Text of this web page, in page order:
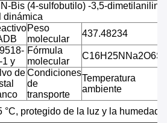
Bis (4-sulfobutilo) -3,5-dimetilanilina
dinámica
Peso
molecular
437.48234
1 y
Fórmula
molecular
deCondiciones
de
transporte
Temperatura
ambiente
°C, protegido de la luz y la humedad